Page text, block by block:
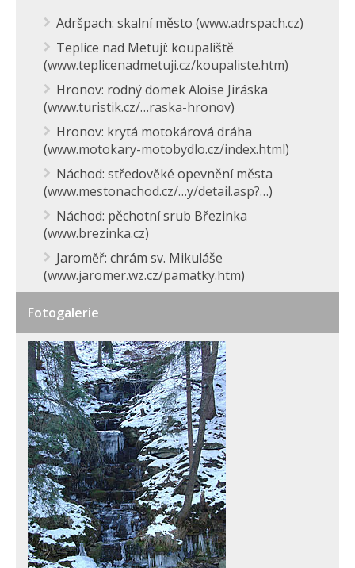
Adršpach: skalní město (www.adrspach.cz)
Teplice nad Metují: koupaliště
(www.teplicenadmetuji.cz/koupaliste.htm)
Hronov: rodný domek Aloise Jiráska
(www.turistik.cz/…raska-hronov)
Hronov: krytá motokárová dráha
(www.motokary-motobydlo.cz/index.html)
Náchod: středověké opevnění města
(www.mestonachod.cz/…y/detail.asp?…)
Náchod: pěchotní srub Březinka
(www.brezinka.cz)
Jaroměř: chrám sv. Mikuláše
(www.jaromer.wz.cz/pamatky.htm)
Fotogalerie